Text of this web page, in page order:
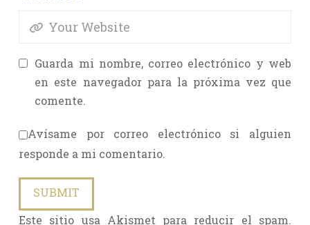
Guarda mi nombre, correo electrónico y web
en este navegador para la próxima vez que
comente.
Avísame por correo electrónico si alguien
responde a mi comentario.
Este sitio usa Akismet para reducir el spam.